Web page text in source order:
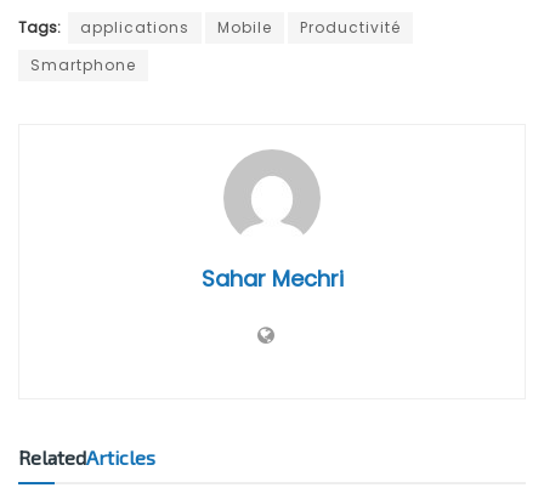
Tags: applications Mobile
Productivité
Smartphone
Sahar Mechri
RelatedArticles